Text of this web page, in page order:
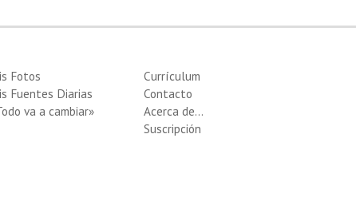
Fotos
Fuentes Diarias
va a cambiar»
Currículum
Contacto
Acerca de…
Suscripción